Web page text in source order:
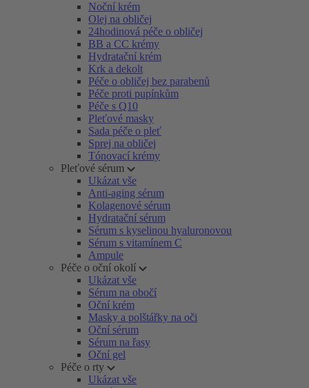
Noční krém
Olej na obličej
24hodinová péče o obličej
BB a CC krémy
Hydratační krém
Krk a dekolt
Péče o obličej bez parabenů
Péče proti pupínkům
Péče s Q10
Pleťové masky
Sada péče o pleť
Sprej na obličej
Tónovací krémy
Pleťové sérum
Ukázat vše
Anti-aging sérum
Kolagenové sérum
Hydratační sérum
Sérum s kyselinou hyaluronovou
Sérum s vitamínem C
Ampule
Péče o oční okolí
Ukázat vše
Sérum na obočí
Oční krém
Masky a polštářky na oči
Oční sérum
Sérum na řasy
Oční gel
Péče o rty
Ukázat vše